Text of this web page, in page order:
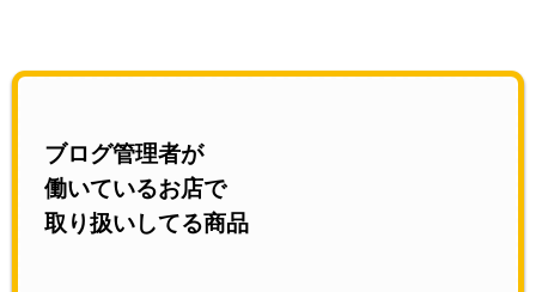
ブログ管理者が
働いているお店で
取り扱いしてる商品